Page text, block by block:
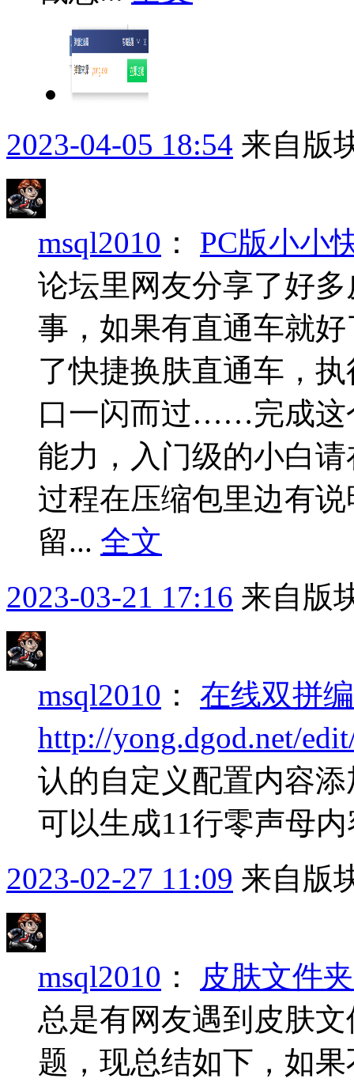
2023-04-05 18:54 来自版
msql2010 ： PC版小小
论坛里网友分享了好
事，如果有直通车就
了快捷换肤直通车，
口一闪而过……完成这
能力，入门级的小白
过程在压缩包里边有
留... 全文
2023-03-21 17:16 来自版
msql2010 ： 在线双拼
http://yong.dgod.net/
认的自定义配置内容
可以生成11行零声母
2023-02-27 11:09 来自版
msql2010 ：
皮肤文件
总是有网友遇到皮肤
题，现总结如下，如